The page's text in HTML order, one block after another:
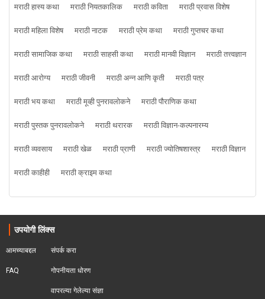
मराठी हास्य कथा
मराठी नियतकालिक मराठी कविता
मराठी प्रवास विशेष
मराठी महिला विशेष
मराठी नाटक मराठी प्रेम कथा
मराठी गुप्तचर कथा
मराठी सामाजिक कथा
मराठी साहसी कथा मराठी मानवी विज्ञान
मराठी तत्त्वज्ञान
मराठी आरोग्य
मराठी जीवनी मराठी अन्न आणि कृती
मराठी पत्र
मराठी भय कथा
मराठी मूव्ही पुनरावलोकने
मराठी पौराणिक कथा
मराठी पुस्तक पुनरावलोकने
मराठी थरारक
मराठी विज्ञान-कल्पनारम्य
मराठी व्यवसाय
मराठी खेळ मराठी प्राणी मराठी ज्योतिषशास्त्र
मराठी विज्ञान
मराठी काहीही
मराठी क्राइम कथा
उपयोगी लिंक्स
आमच्याबद्दल
FAQ
संपर्क करा
गोपनीयता धोरण
वापरल्या गेलेल्या संज्ञा